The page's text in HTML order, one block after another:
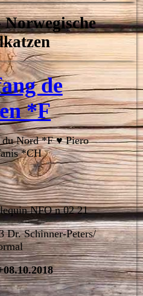
Norwegische
de
*F
Nord *F ♥ Piero
*CH
NFO n 02 21
Dr. Schinner-Peters/